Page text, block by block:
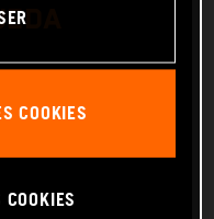
COOKIES